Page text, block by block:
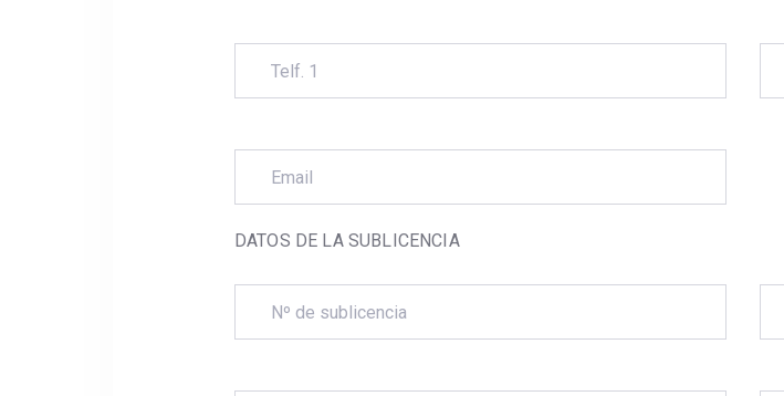
DATOS DE LA SUBLICENCIA